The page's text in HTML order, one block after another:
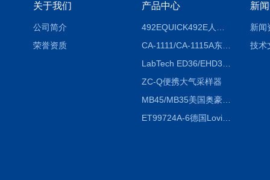
关于我们
公司简介
荣誉资质
产品中心
CA-1111/CA-1115A东京理化EYELA CA-1111/CA-1115A冷却水循环装置
ZC-Q便携大气采样器
MB45/MB35美国奥豪斯OHAUS MB45/MB35卤素红外水分测定仪
ET99724A-6德国Lovibond ET99724A-6微电脑BOD测定仪
新
新闻
技术